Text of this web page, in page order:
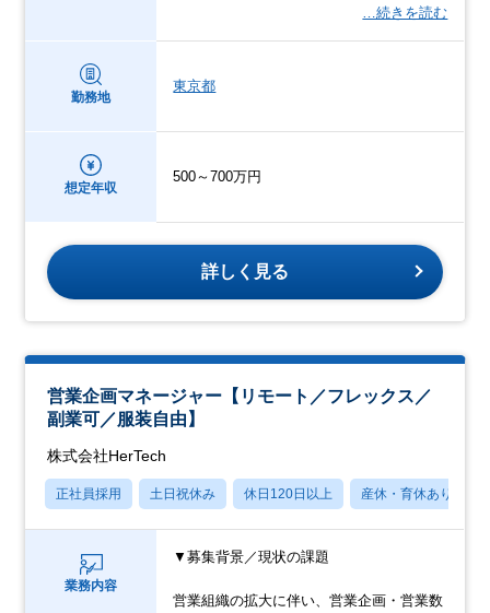
…続きを読む
勤務地
東京都
想定年収
500～700万円
詳しく見る
営業企画マネージャー【リモート／フレックス／
副業可／服装自由】
株式会社HerTech
正社員採用 土日祝休み 休日120日以上 産休・育休あり
業務内容
▼募集背景／現状の課題
営業組織の拡大に伴い、営業企画・営業数